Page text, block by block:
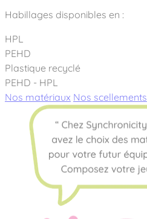
Habillages disponibles en :
HPL
PEHD
Plastique recyclé
PEHD - HPL
Nos matériaux Nos scellements